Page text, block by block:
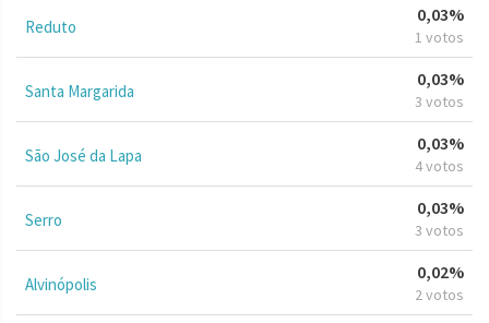
Reduto
0,03%
1 votos
Santa Margarida
0,03%
3 votos
São José da Lapa
0,03%
4 votos
Serro
0,03%
3 votos
Alvinópolis
0,02%
2 votos